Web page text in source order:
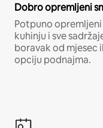
Dobro opremljeni
Potpuno
kuhinju i sve
boravak od mjesec
opciju podnajma.